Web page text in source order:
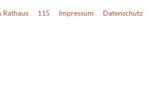
Rathaus 115 Impressum Datenschutz